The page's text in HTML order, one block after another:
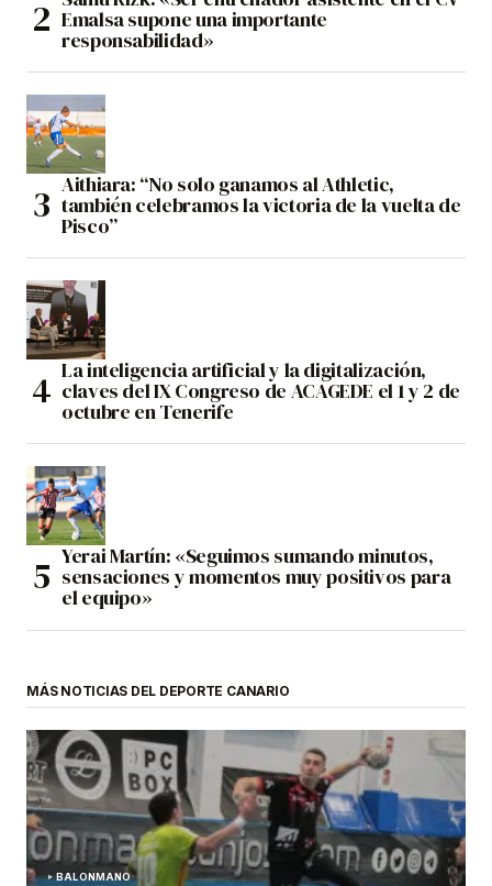
Emalsa supone una importante
responsabilidad»
Aithiara: “No solo ganamos al Athletic,
también celebramos la victoria de la vuelta de
Pisco”
La inteligencia artificial y la digitalización,
claves del IX Congreso de ACAGEDE el 1 y 2 de
octubre en Tenerife
Yerai Martín: «Seguimos sumando minutos,
sensaciones y momentos muy positivos para
el equipo»
MÁS NOTICIAS DEL DEPORTE CANARIO
BALONMANO